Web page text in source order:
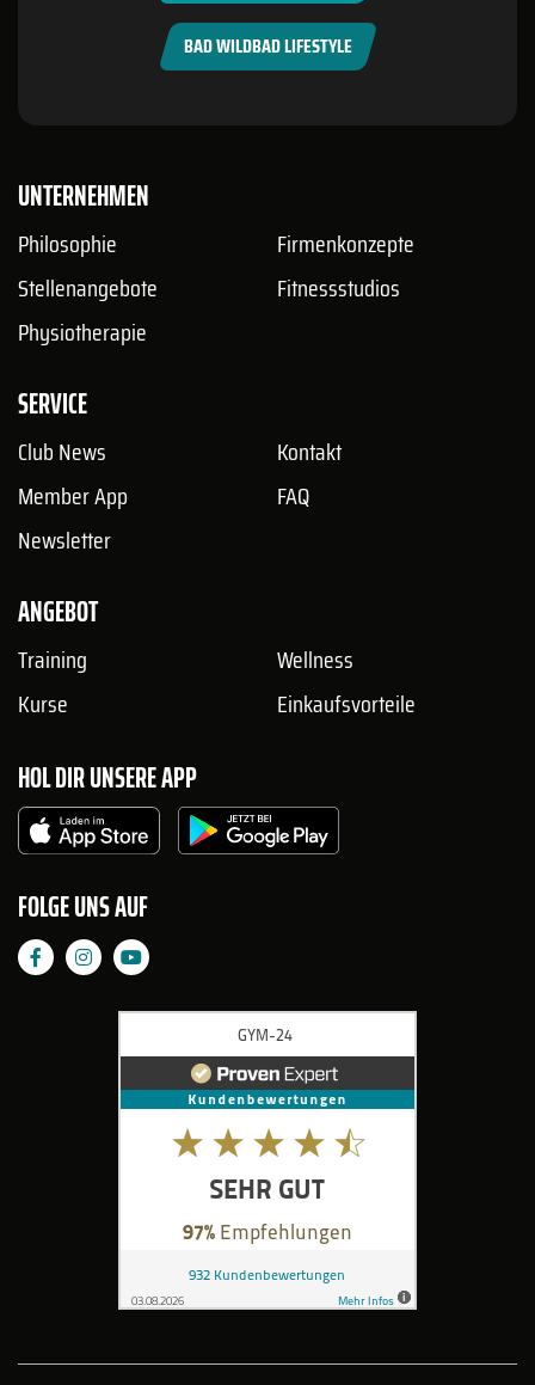
BAD WILDBAD LIFESTYLE
UNTERNEHMEN
Philosophie
Stellenangebote
Physiotherapie
Firmenkonzepte
Fitnessstudios
SERVICE
Club News
Member App
Newsletter
Kontakt
FAQ
ANGEBOT
Training
Kurse
Wellness
Einkaufsvorteile
HOL DIR UNSERE APP
FOLGE UNS AUF